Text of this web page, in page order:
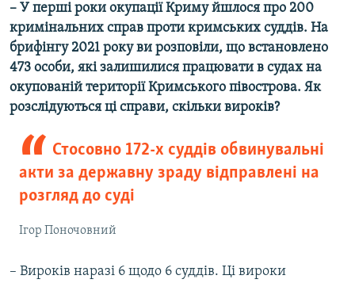
– У перші роки окупації Криму йшлося про 200
кримінальних справ проти кримських суддів. На
брифінгу 2021 року ви розповіли, що встановлено
473 особи, які залишилися працювати в судах на
окупованій території Кримського півострова. Як
розслідуються ці справи, скільки вироків?
Стосовно 172-х суддів обвинувальні
акти за державну зраду відправлені на
розгляд до суді
Ігор Поночовний
– Вироків наразі 6 щодо 6 суддів. Ці вироки